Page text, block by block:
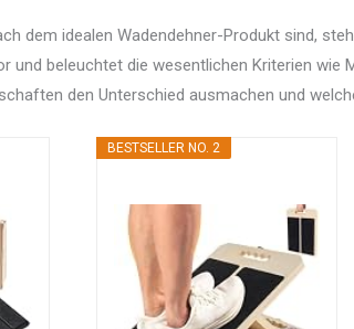
dem idealen Wadendehner-Produkt sind,
und beleuchtet die wesentlichen Kriterien wie
den Unterschied ausmachen und
BESTSELLER NO. 2